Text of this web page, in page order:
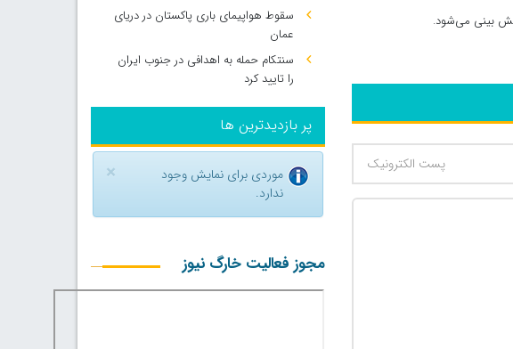
سقوط هواپیمای باری پاکستان در دریای
عمان
سنتکام حمله به اهدافی در جنوب ایران
را تایید کرد
پر بازدیدترین ها
×
موردی برای نمایش وجود
ندارد.
مجوز فعالیت خارگ نیوز